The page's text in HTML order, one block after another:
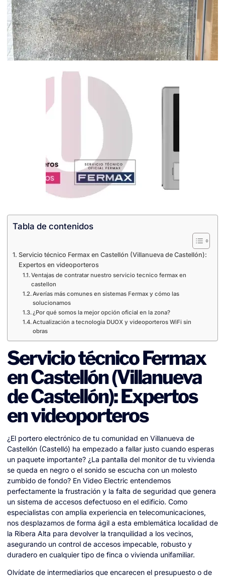
Tabla de contenidos
Servicio técnico Fermax en Castellón (Villanueva de Castellón):
Expertos en videoporteros
Ventajas de contratar nuestro servicio tecnico fermax en
castellon
Averías más comunes en sistemas Fermax y cómo las
solucionamos
¿Por qué somos la mejor opción oficial en la zona?
Actualización a tecnología DUOX y videoporteros WiFi sin
obras
Servicio técnico Fermax
en Castellón (Villanueva
de Castellón): Expertos
en videoporteros
¿El portero electrónico de tu comunidad en Villanueva de
Castellón (Castelló) ha empezado a fallar justo cuando esperas
un paquete importante? ¿La pantalla del monitor de tu vivienda
se queda en negro o el sonido se escucha con un molesto
zumbido de fondo? En Video Electric entendemos
perfectamente la frustración y la falta de seguridad que genera
un sistema de accesos defectuoso en el edificio. Como
especialistas con amplia experiencia en telecomunicaciones,
nos desplazamos de forma ágil a esta emblemática localidad de
la Ribera Alta para devolver la tranquilidad a los vecinos,
asegurando un control de accesos impecable, robusto y
duradero en cualquier tipo de finca o vivienda unifamiliar.
Olvídate de intermediarios que encarecen el presupuesto o de